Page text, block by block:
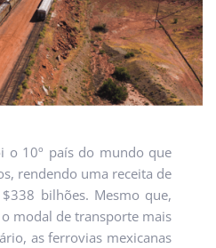
o 10º país do mundo que
rendendo uma receita de
bilhões. Mesmo que,
modal de transporte mais
as ferrovias mexicanas